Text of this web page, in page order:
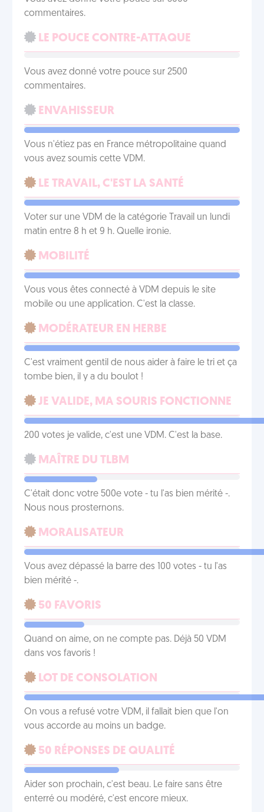
commentaires.
LE POUCE CONTRE-ATTAQUE
Vous avez donné votre pouce sur 2500
commentaires.
ENVAHISSEUR
Vous n'étiez pas en France métropolitaine quand
vous avez soumis cette VDM.
LE TRAVAIL, C'EST LA SANTÉ
Voter sur une VDM de la catégorie Travail un lundi
matin entre 8 h et 9 h. Quelle ironie.
MOBILITÉ
Vous vous êtes connecté à VDM depuis le site
mobile ou une application. C'est la classe.
MODÉRATEUR EN HERBE
C'est vraiment gentil de nous aider à faire le tri et ça
tombe bien, il y a du boulot !
JE VALIDE, MA SOURIS FONCTIONNE
200 votes je valide, c'est une VDM. C'est la base.
MAÎTRE DU TLBM
C'était donc votre 500e vote - tu l'as bien mérité -.
Nous nous prosternons.
MORALISATEUR
Vous avez dépassé la barre des 100 votes - tu l'as
bien mérité -.
50 FAVORIS
Quand on aime, on ne compte pas. Déjà 50 VDM
dans vos favoris !
LOT DE CONSOLATION
On vous a refusé votre VDM, il fallait bien que l'on
vous accorde au moins un badge.
50 RÉPONSES DE QUALITÉ
Aider son prochain, c'est beau. Le faire sans être
enterré ou modéré, c'est encore mieux.